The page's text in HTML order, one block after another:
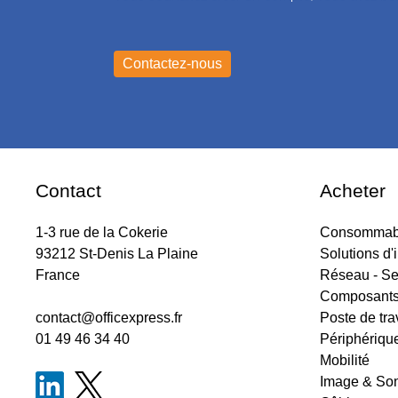
Contact
1-3 rue de la Cokerie
93212 St-Denis La Plaine
France
contact@officexpress.fr
01 49 46 34 40
Acheter
Solutions
Réseau -
Poste de
Mobilité
Image &